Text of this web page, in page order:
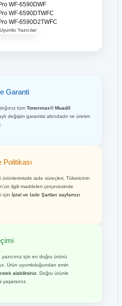
WF-6590DWF
WF-6590DTWFC
WF-6590D2TWFC
Garanti
tüm Tonermax® Muadil
değişim garantisi altındadır ve üretim
Politikası
ürünlerimizde iade süreçleri, Tüketicinin
ilgili maddeleri çerçevesinde
için İptal ve İade Şartları sayfamızı
yazıcınız için en doğru ürünü
Ürün uyumluluğundan emin
alabilirsiniz . Doğru ürünle